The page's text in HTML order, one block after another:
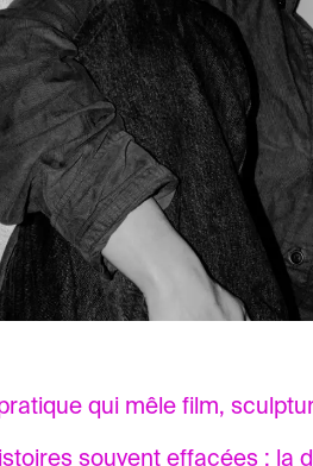
qui mêle film,
souvent effacées : la